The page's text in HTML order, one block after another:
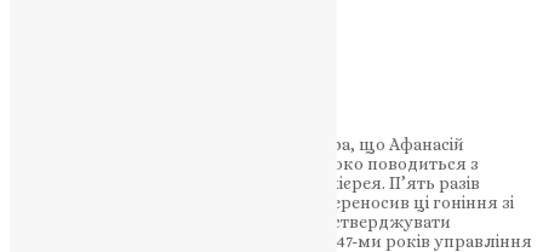
Недоброзичливці запевнили імператора, що Афанасій
допомагає ворогам його, що він жорстоко поводиться з
духовенством і навіть побив одного архієрея. П’ять разів
виганяли його з Олександрії, але він переносив ці гоніння зі
смиренням, продовжуючи в вигнанні стверджувати
православ’я. Він помер в 373 році після 47-ми років управління